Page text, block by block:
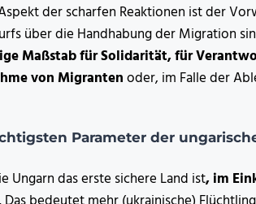
der scharfen Reaktionen ist der
über die Handhabung der Migration
Maßstab für Solidarität, für
von Migrantenoder, im Falle der
Parameter der
Ungarn das erste sichere Land ist, im